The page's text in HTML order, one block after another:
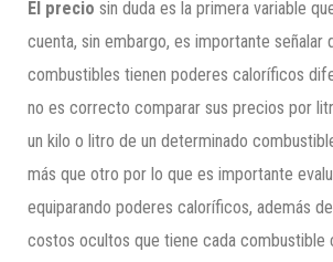
El precio sin duda es la primera variable
cuenta, sin embargo, es importante señalar
combustibles tienen poderes caloríficos
no es correcto comparar sus precios por
un kilo o litro de un determinado
más que otro por lo que es importante
equiparando poderes caloríficos, además
costos ocultos que tiene cada combustible